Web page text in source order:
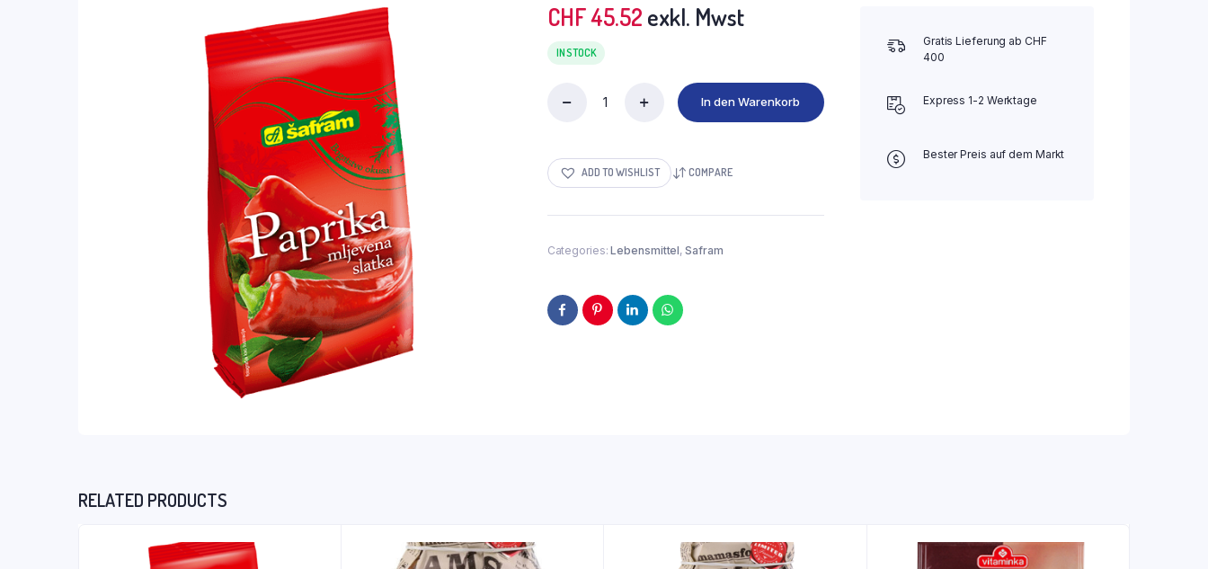
CHF45.52 exkl. Mwst
IN STOCK
(Stk.5.69)
quantity
In den Warenkorb
ADD TO WISHLIST COMPARE
Categories:Lebensmittel,Safram
Gratis Lieferung ab CHF
400
Express 1-2 Werktage
Bester Preis auf dem Markt
RELATED PRODUCTS